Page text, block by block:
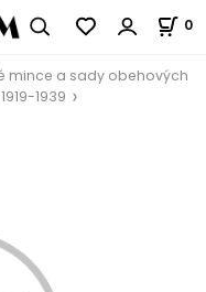
0
mince a sady obehových
1939